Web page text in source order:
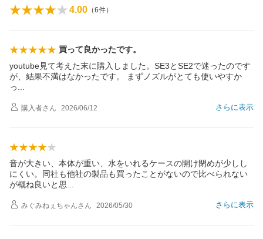
4.00 （6件）
買って良かったです。
youtube見て考えた末に購入しました。SE3とSE2で迷ったのです
が、結果不満はなかったです。 まずノズルがとても使いやすか
っ
さらに表示
購入者さん 2026/06/12
音が大きい、本体が重い、水をいれるケースの開け閉めが少しし
にくい。同社も他社の製品も買ったことがないので比べられない
が概ね良いと 思
さらに表示
みぐみねぇちゃんさん 2026/05/30